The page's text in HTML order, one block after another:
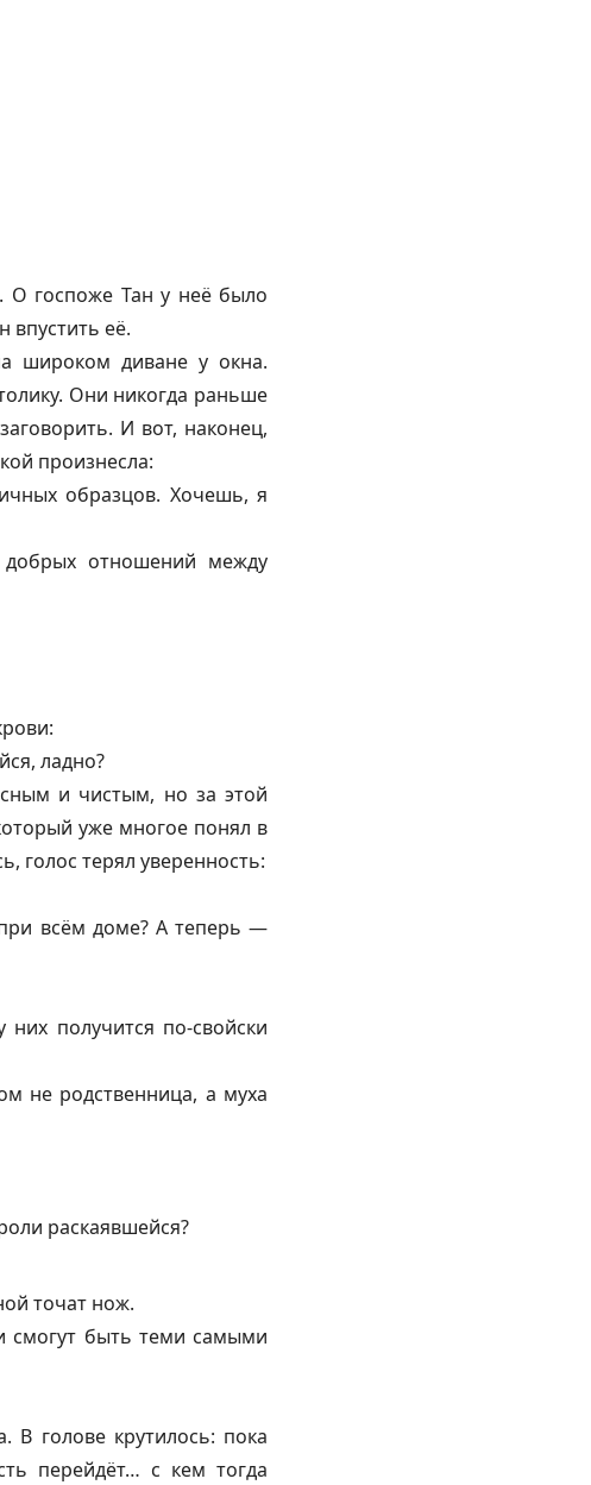
О госпоже Тан у неё было
впустить её.
широком диване у окна.
Они никогда раньше
И вот, наконец,
произнесла:
образцов. Хочешь, я
отношений между
ладно?
и чистым, но за этой
уже многое понял в
голос терял уверенность:
всём доме? А теперь —
получится по-свойски
не родственница, а муха
раскаявшейся?
точат нож.
смогут быть теми самыми
В голове крутилось: пока
перейдёт… с кем тогда